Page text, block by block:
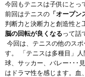
今回もテニスは子供にとっ
前回はテニスの 「オープン
判断力と決断力と創造性と
脳の回転が良くなる って話
今回は、テニスの他のス
す。
「テニスは多種目」
球、サッカー、バレー･･･
はドラマ性を感じます。血